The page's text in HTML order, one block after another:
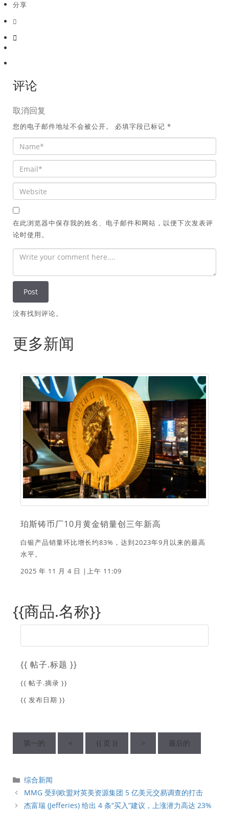
分享
评论
取消回复
您的电子邮件地址不会被公开。 必填字段已标记 *
在此浏览器中保存我的姓名、电子邮件和网站，以便下次发表评
论时使用。
没有找到评论。
更多新闻
珀斯铸币厂10月黄金销量创三年新高
白银产品销量环比增长约83%，达到2023年9月以来的最高
水平。
2025 年 11 月 4 日 |上午 11:09
{{商品.名称}}
{{ 帖子.标题 }}
{{ 帖子.摘录 }}
{{ 发布日期 }}
第一的 < {{ 页 }} > 最后的
分
類
综合新闻
MMG 受到欧盟对英美资源集团 5 亿美元交易调查的打击
杰富瑞 (Jefferies) 给出 4 条“买入”建议，上涨潜力高达 23%